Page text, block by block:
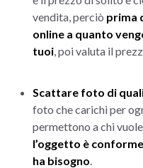
vendita, perciò prima
online a quanto
tuoi , poi valuta il
Scattare foto di
foto che carichi per
permettono a chi
l’oggetto è
ha bisogno